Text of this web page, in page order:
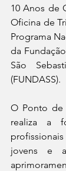
10 Anos de
Oficina de
Programa
da
São
(FUNDASS).
O Ponto de
realiza a
jovens e